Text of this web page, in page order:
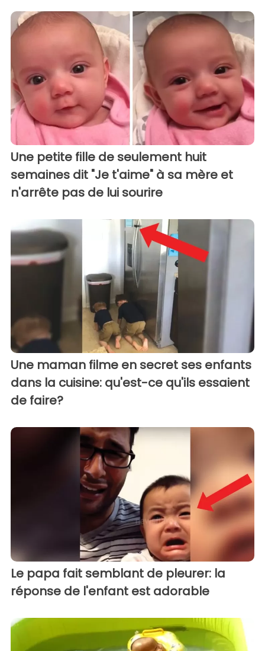
Une petite fille de seulement huit
semaines dit "Je t'aime" à sa mère et
n'arrête pas de lui sourire
Une maman filme en secret ses enfants
dans la cuisine: qu'est-ce qu'ils essaient
de faire?
Le papa fait semblant de pleurer: la
réponse de l'enfant est adorable